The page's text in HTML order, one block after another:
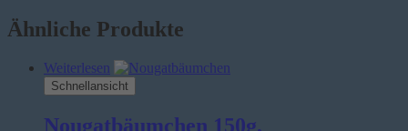
Ähnliche Produkte
Weiterlesen
Schnellansicht
Nougatbäumchen 150g,